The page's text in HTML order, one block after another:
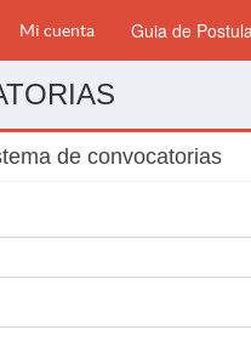
Mi cuenta Guia de
de convocatorias